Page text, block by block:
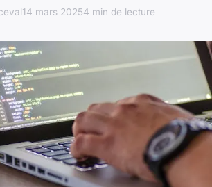
14 mars 20254 min de lecture